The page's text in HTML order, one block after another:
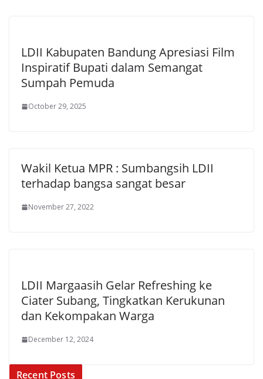
LDII Kabupaten Bandung Apresiasi Film
Inspiratif Bupati dalam Semangat
Sumpah Pemuda
October 29, 2025
Wakil Ketua MPR : Sumbangsih LDII
terhadap bangsa sangat besar
November 27, 2022
LDII Margaasih Gelar Refreshing ke
Ciater Subang, Tingkatkan Kerukunan
dan Kekompakan Warga
December 12, 2024
Recent Posts